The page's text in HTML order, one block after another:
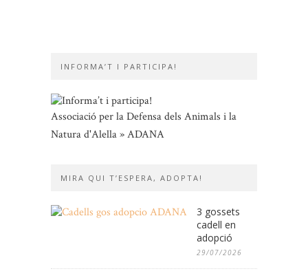
INFORMA’T I PARTICIPA!
Associació per la Defensa dels Animals i la
Natura d'Alella » ADANA
MIRA QUI T’ESPERA, ADOPTA!
3 gossets
cadell en
adopció
29/07/2026